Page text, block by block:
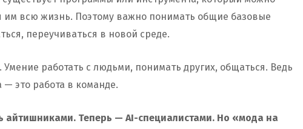
им всю жизнь. Поэтому важно понимать общие базовые
переучиваться в новой среде.
работать с людьми, понимать других, общаться. Ведь
это работа в команде.
айтишниками. Теперь — AI-специалистами. Но «мода на